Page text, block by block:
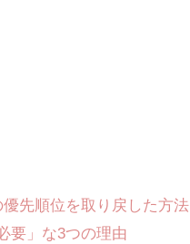
先順位を取り戻した方法
要」な3つの理由